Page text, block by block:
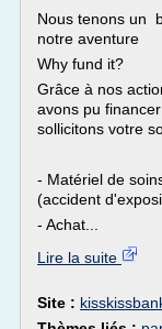
Nous tenons un
notre aventure
Why fund it?
Grâce à nos
avons pu
sollicitons votre
- Matériel de
(accident
- Achat...
Lire la suite
Site :